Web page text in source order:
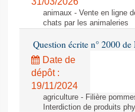
animaux - Vente en ligne
chats par les animaleries
Question écrite n° 2000
Date de
dépôt :
19/11/2024
agriculture - Filière
Interdiction de produits